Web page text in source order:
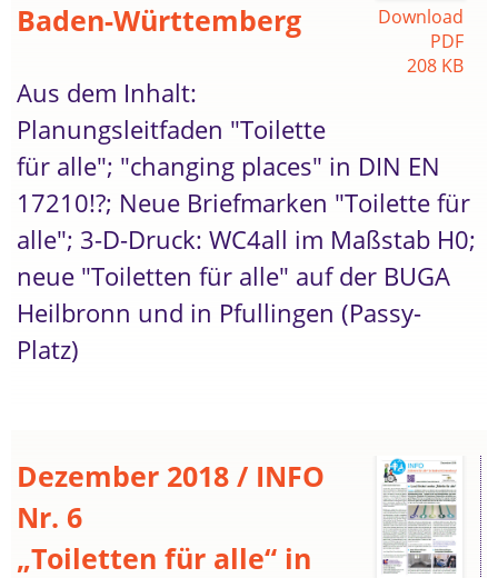
Download
PDF
208 KB
Baden-Württemberg
Aus dem Inhalt:
Planungsleitfaden "Toilette
für alle"; "changing places" in DIN EN
17210!?; Neue Briefmarken "Toilette für
alle"; 3-D-Druck: WC4all im Maßstab H0;
neue "Toiletten für alle" auf der BUGA
Heilbronn und in Pfullingen (Passy-
Platz)
Dezember 2018 / INFO
Nr. 6
„Toiletten für alle“ in